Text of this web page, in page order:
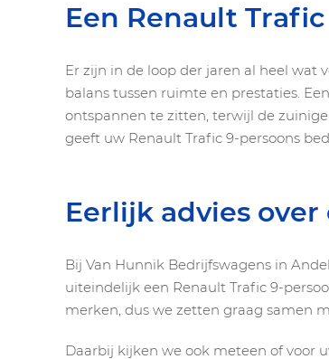
Een Renault
Er zijn in de loop der jaren al heel wat
balans tussen ruimte en prestaties.
ontspannen te zitten, terwijl de
geeft uw Renault Trafic 9-persoons
Eerlijk advies
Bij Van Hunnik Bedrijfswagens in
uiteindelijk een Renault Trafic 9-
merken, dus we zetten graag samen
Daarbij kijken we ook meteen of voor